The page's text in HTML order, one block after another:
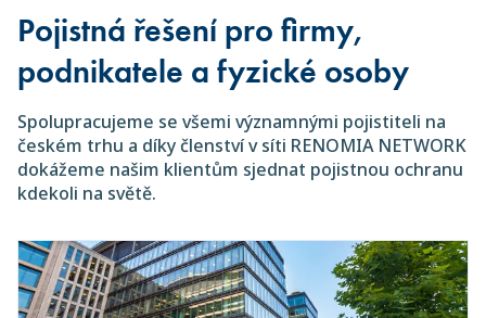
Pojistná řešení pro firmy,
podnikatele a fyzické osoby
Spolupracujeme se všemi významnými pojistiteli na
českém trhu a díky členství v síti RENOMIA NETWORK
dokážeme našim klientům sjednat pojistnou ochranu
kdekoli na světě.